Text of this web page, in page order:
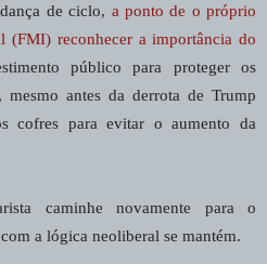
de ciclo, a ponto de o próprio
(FMI) reconhecer a importância do
público para proteger os
mesmo antes da derrota de Trump
cofres para evitar o aumento da
caminhe novamente para o
a lógica neoliberal se mantém.